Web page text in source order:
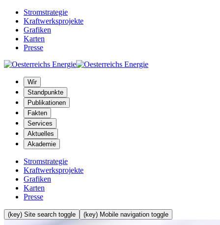
Stromstrategie
Kraftwerksprojekte
Grafiken
Karten
Presse
Wir
Standpunkte
Publikationen
Fakten
Services
Aktuelles
Akademie
Stromstrategie
Kraftwerksprojekte
Grafiken
Karten
Presse
(key) Site search toggle (key) Mobile navigation toggle